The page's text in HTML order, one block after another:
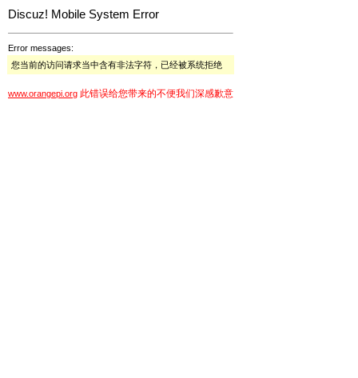
Discuz! Mobile System Error
Error messages:
您当前的访问请求当中含有非法字符，已经被系统拒绝
www.orangepi.org 此错误给您带来的不便我们深感歉意